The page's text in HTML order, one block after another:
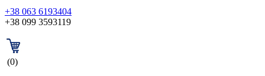
+38 063 6193404
+38 099 3593119
(0)